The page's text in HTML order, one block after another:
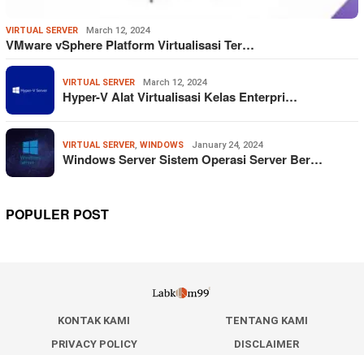
VIRTUAL SERVER March 12, 2024
VMware vSphere Platform Virtualisasi Ter…
VIRTUAL SERVER March 12, 2024
Hyper-V Alat Virtualisasi Kelas Enterpri…
VIRTUAL SERVER, WINDOWS January 24, 2024
Windows Server Sistem Operasi Server Ber…
POPULER POST
KONTAK KAMI
TENTANG KAMI
PRIVACY POLICY
DISCLAIMER